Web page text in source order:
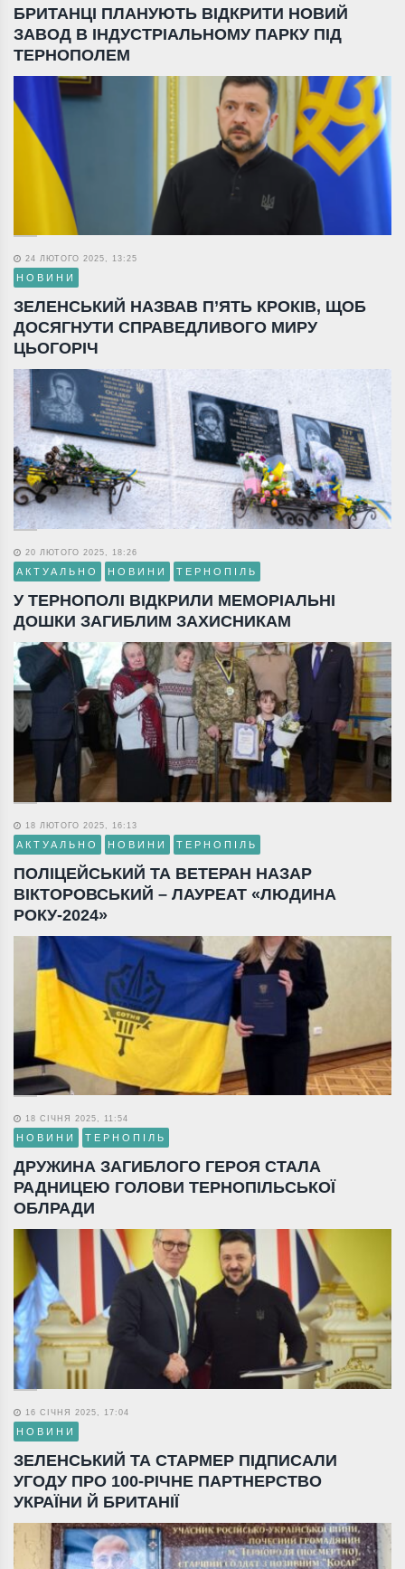
БРИТАНЦІ ПЛАНУЮТЬ ВІДКРИТИ НОВИЙ
ЗАВОД В ІНДУСТРІАЛЬНОМУ ПАРКУ ПІД
ТЕРНОПОЛЕМ
24 ЛЮТОГО 2025, 13:25
НОВИНИ
ЗЕЛЕНСЬКИЙ НАЗВАВ П’ЯТЬ КРОКІВ, ЩОБ
ДОСЯГНУТИ СПРАВЕДЛИВОГО МИРУ
ЦЬОГОРІЧ
20 ЛЮТОГО 2025, 18:26
АКТУАЛЬНО НОВИНИ ТЕРНОПІЛЬ
У ТЕРНОПОЛІ ВІДКРИЛИ МЕМОРІАЛЬНІ
ДОШКИ ЗАГИБЛИМ ЗАХИСНИКАМ
18 ЛЮТОГО 2025, 16:13
АКТУАЛЬНО НОВИНИ ТЕРНОПІЛЬ
ПОЛІЦЕЙСЬКИЙ ТА ВЕТЕРАН НАЗАР
ВІКТОРОВСЬКИЙ – ЛАУРЕАТ «ЛЮДИНА
РОКУ-2024»
18 СІЧНЯ 2025, 11:54
НОВИНИ ТЕРНОПІЛЬ
ДРУЖИНА ЗАГИБЛОГО ГЕРОЯ СТАЛА
РАДНИЦЕЮ ГОЛОВИ ТЕРНОПІЛЬСЬКОЇ
ОБЛРАДИ
16 СІЧНЯ 2025, 17:04
НОВИНИ
ЗЕЛЕНСЬКИЙ ТА СТАРМЕР ПІДПИСАЛИ
УГОДУ ПРО 100-РІЧНЕ ПАРТНЕРСТВО
УКРАЇНИ Й БРИТАНІЇ